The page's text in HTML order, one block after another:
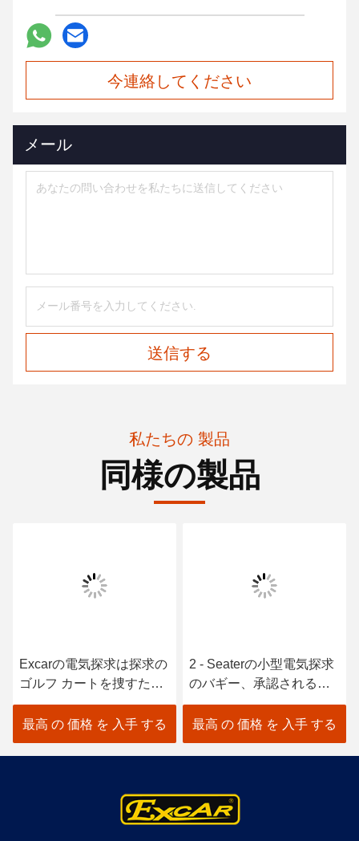
今連絡してください
メール
送信する
私たちの 製品
同様の製品
Excarの電気探求は探求の
ゴルフ カートを捜すため
の電気ゴルフ カートを運
びます
最高 の 価格 を 入手 する
2 - Seaterの小型電気探求
のバギー、承認されるゴ
ルフ カートのタイプ車の
セリウム
最高 の 価格 を 入手 する